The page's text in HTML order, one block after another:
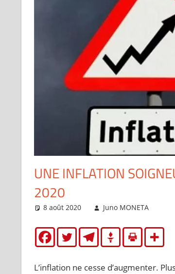
UNE INFLATION
2020
8 août 2020 Juno MONETA
L’inflation ne cesse d’augmenter.